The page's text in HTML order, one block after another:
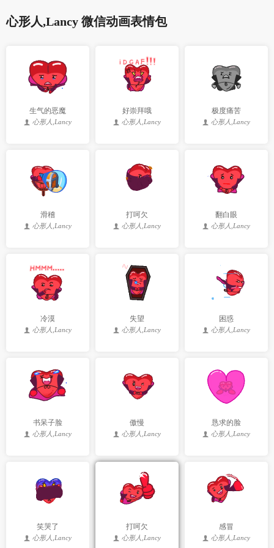
心形人,Lancy 微信动画表情包
生气的恶魔
心形人,Lancy
好崇拜哦
心形人,Lancy
极度痛苦
心形人,Lancy
滑稽
心形人,Lancy
打呵欠
心形人,Lancy
翻白眼
心形人,Lancy
冷漠
心形人,Lancy
失望
心形人,Lancy
困惑
心形人,Lancy
书呆子脸
心形人,Lancy
傲慢
心形人,Lancy
恳求的脸
心形人,Lancy
笑哭了
心形人,Lancy
打呵欠
心形人,Lancy
感冒
心形人,Lancy